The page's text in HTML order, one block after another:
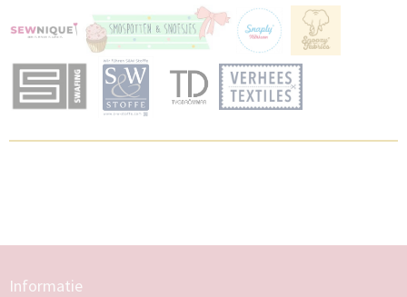
Informatie